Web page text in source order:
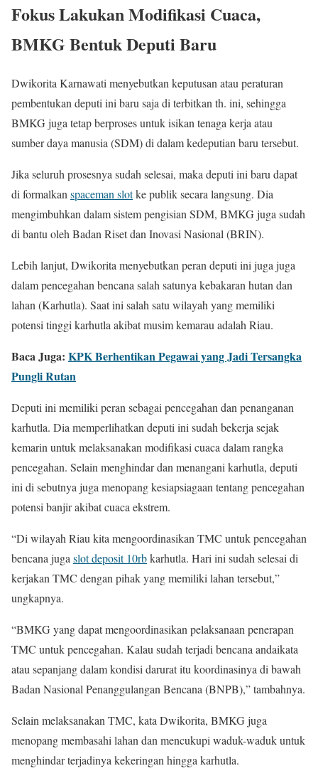
Fokus Lakukan Modifikasi Cuaca,
BMKG Bentuk Deputi Baru
Dwikorita Karnawati menyebutkan keputusan atau peraturan
pembentukan deputi ini baru saja di terbitkan th. ini, sehingga
BMKG juga tetap berproses untuk isikan tenaga kerja atau
sumber daya manusia (SDM) di dalam kedeputian baru tersebut.
Jika seluruh prosesnya sudah selesai, maka deputi ini baru dapat
di formalkan spaceman slotke publik secara langsung. Dia
mengimbuhkan dalam sistem pengisian SDM, BMKG juga sudah
di bantu oleh Badan Riset dan Inovasi Nasional (BRIN).
Lebih lanjut, Dwikorita menyebutkan peran deputi ini juga juga
dalam pencegahan bencana salah satunya kebakaran hutan dan
lahan (Karhutla). Saat ini salah satu wilayah yang memiliki
potensi tinggi karhutla akibat musim kemarau adalah Riau.
Baca Juga: KPK Berhentikan Pegawai yang Jadi Tersangka
Pungli Rutan
Deputi ini memiliki peran sebagai pencegahan dan penanganan
karhutla. Dia memperlihatkan deputi ini sudah bekerja sejak
kemarin untuk melaksanakan modifikasi cuaca dalam rangka
pencegahan. Selain menghindar dan menangani karhutla, deputi
ini di sebutnya juga menopang kesiapsiagaan tentang pencegahan
potensi banjir akibat cuaca ekstrem.
“Di wilayah Riau kita mengoordinasikan TMC untuk pencegahan
bencana juga slot deposit 10rbkarhutla. Hari ini sudah selesai di
kerjakan TMC dengan pihak yang memiliki lahan tersebut,”
ungkapnya.
“BMKG yang dapat mengoordinasikan pelaksanaan penerapan
TMC untuk pencegahan. Kalau sudah terjadi bencana andaikata
atau sepanjang dalam kondisi darurat itu koordinasinya di bawah
Badan Nasional Penanggulangan Bencana (BNPB),” tambahnya.
Selain melaksanakan TMC, kata Dwikorita, BMKG juga
menopang membasahi lahan dan mencukupi waduk-waduk untuk
menghindar terjadinya kekeringan hingga karhutla.